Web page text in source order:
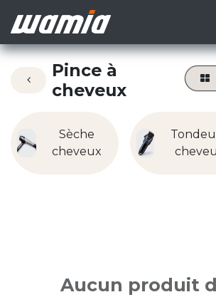
Pince à
cheveux
Sèche
cheveux
Aucun produit